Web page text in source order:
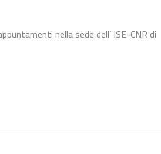
nella sede dell’ ISE-CNR di